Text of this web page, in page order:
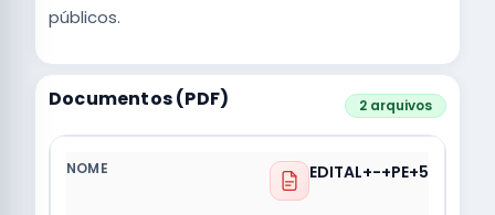
públicos.
Documentos (PDF) 2 arquivos
EDITAL+-+PE+5